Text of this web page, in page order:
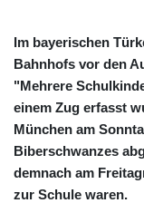
Im bayerischen
Bahnhofs vor den
"Mehrere
einem Zug erfasst
München am
Biberschwanzes
demnach am
zur Schule waren.